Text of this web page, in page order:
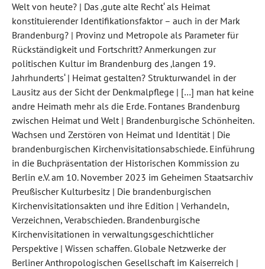
Welt von heute? | Das ‚gute alte Recht‘ als Heimat
konstituierender Identifikationsfaktor – auch in der Mark
Brandenburg? | Provinz und Metropole als Parameter für
Rückständigkeit und Fortschritt? Anmerkungen zur
politischen Kultur im Brandenburg des ‚langen 19.
Jahrhunderts‘ | Heimat gestalten? Strukturwandel in der
Lausitz aus der Sicht der Denkmalpflege | […] man hat keine
andre Heimath mehr als die Erde. Fontanes Brandenburg
zwischen Heimat und Welt | Brandenburgische Schönheiten.
Wachsen und Zerstören von Heimat und Identität | Die
brandenburgischen Kirchenvisitationsabschiede. Einführung
in die Buchpräsentation der Historischen Kommission zu
Berlin e.V. am 10. November 2023 im Geheimen Staatsarchiv
Preußischer Kulturbesitz | Die brandenburgischen
Kirchenvisitationsakten und ihre Edition | Verhandeln,
Verzeichnen, Verabschieden. Brandenburgische
Kirchenvisitationen in verwaltungsgeschichtlicher
Perspektive | Wissen schaffen. Globale Netzwerke der
Berliner Anthropologischen Gesellschaft im Kaiserreich |